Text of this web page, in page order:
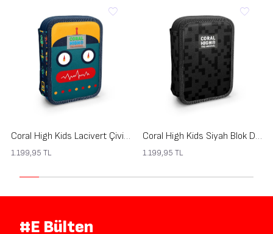
Coral High Kids Lacivert Çivit Robot Desenli Çift Katlı Kalem Çanta 31121
1.199,95 TL
Coral High Kids Siyah Blok Desenli Çift Katlı Kalem Çanta 31118
1.199,95 TL
#E Bülten